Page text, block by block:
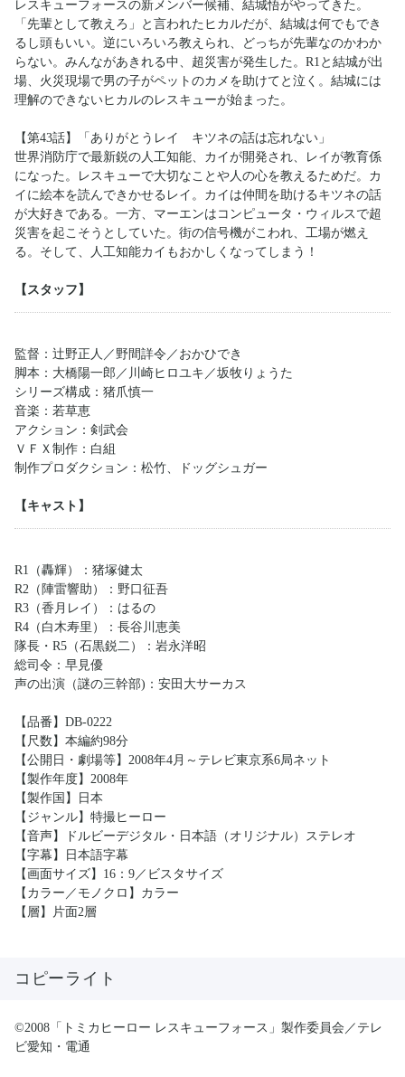
レスキューフォースの新メンバー候補、結城悟がやってきた。
「先輩として教えろ」と言われたヒカルだが、結城は何でもでき
るし頭もいい。逆にいろいろ教えられ、どっちが先輩なのかわか
らない。みんながあきれる中、超災害が発生した。R1と結城が出
場、火災現場で男の子がペットのカメを助けてと泣く。結城には
理解のできないヒカルのレスキューが始まった。
【第43話】「ありがとうレイ キツネの話は忘れない」
世界消防庁で最新鋭の人工知能、カイが開発され、レイが教育係
になった。レスキューで大切なことや人の心を教えるためだ。カ
イに絵本を読んできかせるレイ。カイは仲間を助けるキツネの話
が大好きである。一方、マーエンはコンピュータ・ウィルスで超
災害を起こそうとしていた。街の信号機がこわれ、工場が燃え
る。そして、人工知能カイもおかしくなってしまう！
【スタッフ】
監督：辻野正人／野間詳令／おかひでき
脚本：大橋陽一郎／川崎ヒロユキ／坂牧りょうた
シリーズ構成：猪爪慎一
音楽：若草恵
アクション：剣武会
ＶＦＸ制作：白組
制作プロダクション：松竹、ドッグシュガー
【キャスト】
R1（轟輝）：猪塚健太
R2（陣雷響助）：野口征吾
R3（香月レイ）：はるの
R4（白木寿里）：長谷川恵美
隊長・R5（石黒鋭二）：岩永洋昭
総司令：早見優
声の出演（謎の三幹部)：安田大サーカス
【品番】DB-0222
【尺数】本編約98分
【公開日・劇場等】2008年4月～テレビ東京系6局ネット
【製作年度】2008年
【製作国】日本
【ジャンル】特撮ヒーロー
【音声】ドルビーデジタル・日本語（オリジナル）ステレオ
【字幕】日本語字幕
【画面サイズ】16：9／ビスタサイズ
【カラー／モノクロ】カラー
【層】片面2層
コピーライト
©2008「トミカヒーロー レスキューフォース」製作委員会／テレ
ビ愛知・電通